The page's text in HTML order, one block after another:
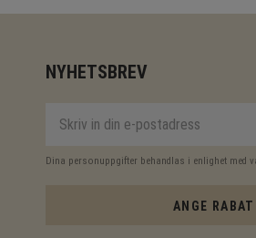
NYHETSBREV
Dina personuppgifter behandlas i enlighet med
ANGE